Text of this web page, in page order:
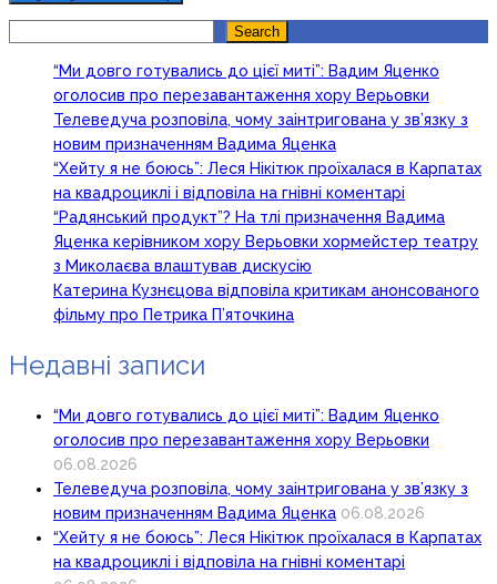
Search
“Ми довго готувались до цієї миті”: Вадим Яценко
оголосив про перезавантаження хору Верьовки
Телеведуча розповіла, чому заінтригована у зв’язку з
новим призначенням Вадима Яценка
“Хейту я не боюсь”: Леся Нікітюк проїхалася в Карпатах
на квадроциклі і відповіла на гнівні коментарі
“Радянський продукт”? На тлі призначення Вадима
Яценка керівником хору Верьовки хормейстер театру
з Миколаєва влаштував дискусію
Катерина Кузнєцова відповіла критикам анонсованого
фільму про Петрика П’яточкина
Недавні записи
“Ми довго готувались до цієї миті”: Вадим Яценко
оголосив про перезавантаження хору Верьовки
06.08.2026
Телеведуча розповіла, чому заінтригована у зв’язку з
новим призначенням Вадима Яценка 06.08.2026
“Хейту я не боюсь”: Леся Нікітюк проїхалася в Карпатах
на квадроциклі і відповіла на гнівні коментарі